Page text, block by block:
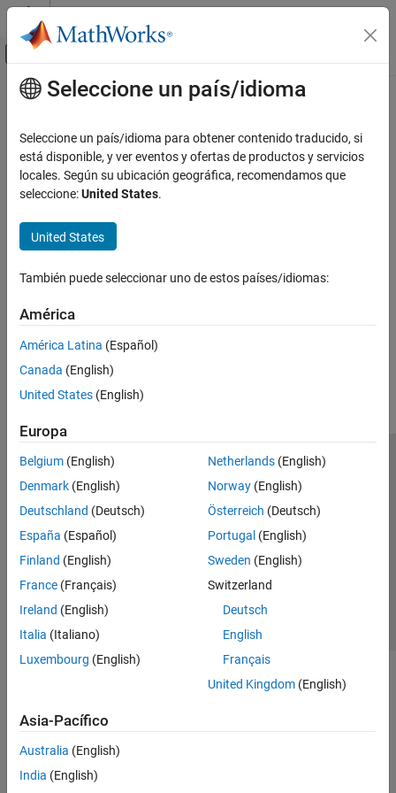
Saltar al contenido
Mostrar/ocultar menú de navegación
Inicio de Documentación
Contenido principal
How useful was this information?
Seleccione un país/idioma
Seleccione un país/idioma para obtener contenido traducido, si
está disponible, y ver eventos y ofertas de productos y servicios
locales. Según su ubicación geográfica, recomendamos que
seleccione:United States.
United States
También puede seleccionar uno de estos países/idiomas:
América
América Latina (Español)
Canada (English)
United States (English)
Europa
Belgium (English)
Denmark (English)
Deutschland (Deutsch)
España (Español)
Finland (English)
France (Français)
Ireland (English)
Italia (Italiano)
Luxembourg (English)
Netherlands(English)
Norway(English)
Österreich (Deutsch)
Portugal (English)
Sweden (English)
Switzerland
Deutsch
English
Français
United Kingdom(English)
Asia-Pacífico
Australia (English)
India (English)
Centro de confianza
Marcas comerciales
Política de privacidad
Antipiratería
Estado de las aplicaciones
Información de contacto
© 1994-2026 The MathWorks, Inc.